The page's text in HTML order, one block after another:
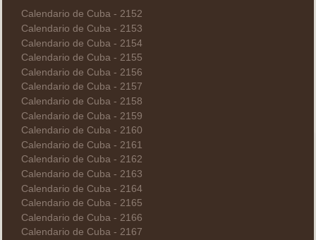
Calendario de Cuba - 2152
Calendario de Cuba - 2153
Calendario de Cuba - 2154
Calendario de Cuba - 2155
Calendario de Cuba - 2156
Calendario de Cuba - 2157
Calendario de Cuba - 2158
Calendario de Cuba - 2159
Calendario de Cuba - 2160
Calendario de Cuba - 2161
Calendario de Cuba - 2162
Calendario de Cuba - 2163
Calendario de Cuba - 2164
Calendario de Cuba - 2165
Calendario de Cuba - 2166
Calendario de Cuba - 2167